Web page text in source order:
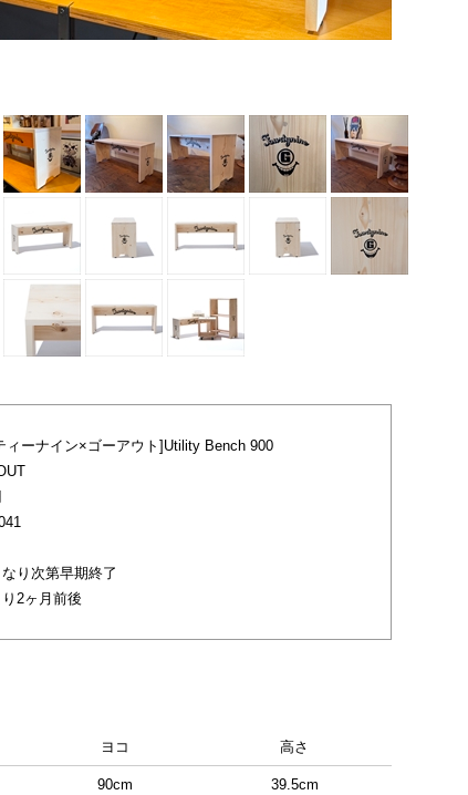
ィーナイン×ゴーアウト]Utility Bench 900
り次第早期終了
2ヶ月前後
ヨコ 高さ
90cm 39.5cm